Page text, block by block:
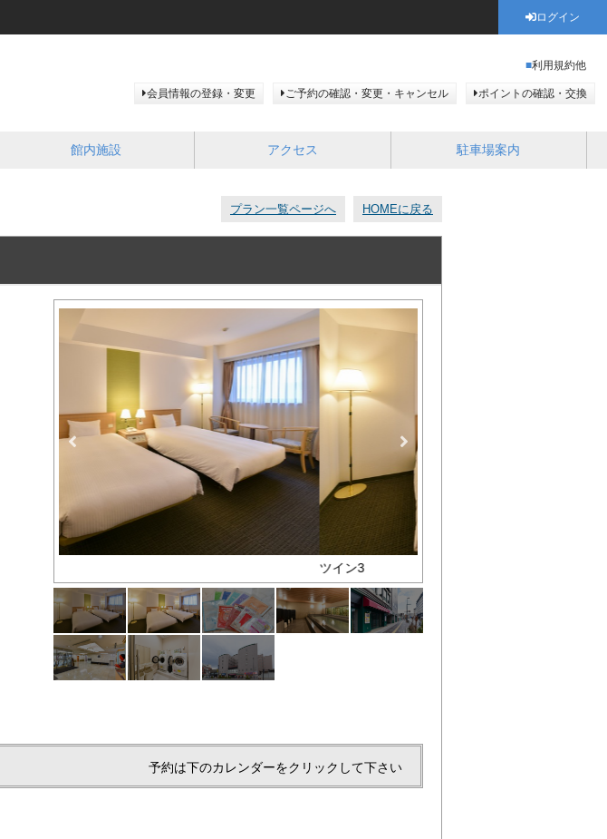
ログイン
利用規約他
会員情報の登録・変更 ご予約の確認・変更・キャンセル ポイントの確認・交換
館内施設 アクセス 駐車場案内
プラン一覧ページへ HOMEに戻る
予約は下のカレンダーをクリックして下さい